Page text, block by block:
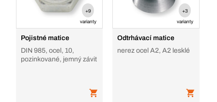
+9
varianty
Pojistné matice
DIN 985, ocel, 10,
pozinkované, jemný závit
+3
varianty
Odtrhávací matice
nerez ocel A2, A2 lesklé